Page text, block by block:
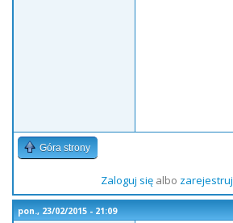
Góra strony
Zaloguj sięalbo zarejestruj
pon., 23/02/2015 - 21:09